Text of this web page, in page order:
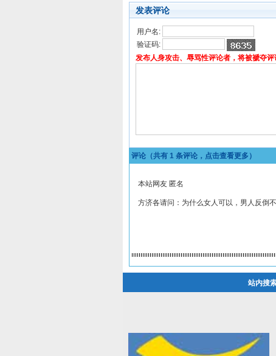
发表评论
用户名:
验证码:
发布人身攻击、辱骂性评论者，将被褫夺评
评论（共有 1 条评论，点击查看更多）
本站网友 匿名
方济各请问：为什么女人可以，男人反倒
站内搜